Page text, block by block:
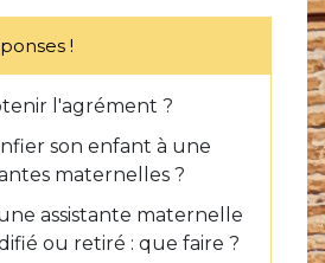
!
l'agrément ?
son enfant à une
maternelles ?
assistante maternelle
ou retiré : que faire ?